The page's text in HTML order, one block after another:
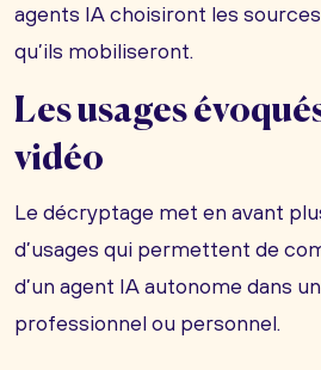
agents IA choisiront les
qu’ils mobiliseront.
Les usages
vidéo
Le décryptage met en avant
d’usages qui permettent de
d’un agent IA autonome dans
professionnel ou personnel.